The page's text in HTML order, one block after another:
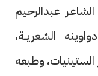
عبدالرحيم
الشعريــة،
الستينيات، وطبعه